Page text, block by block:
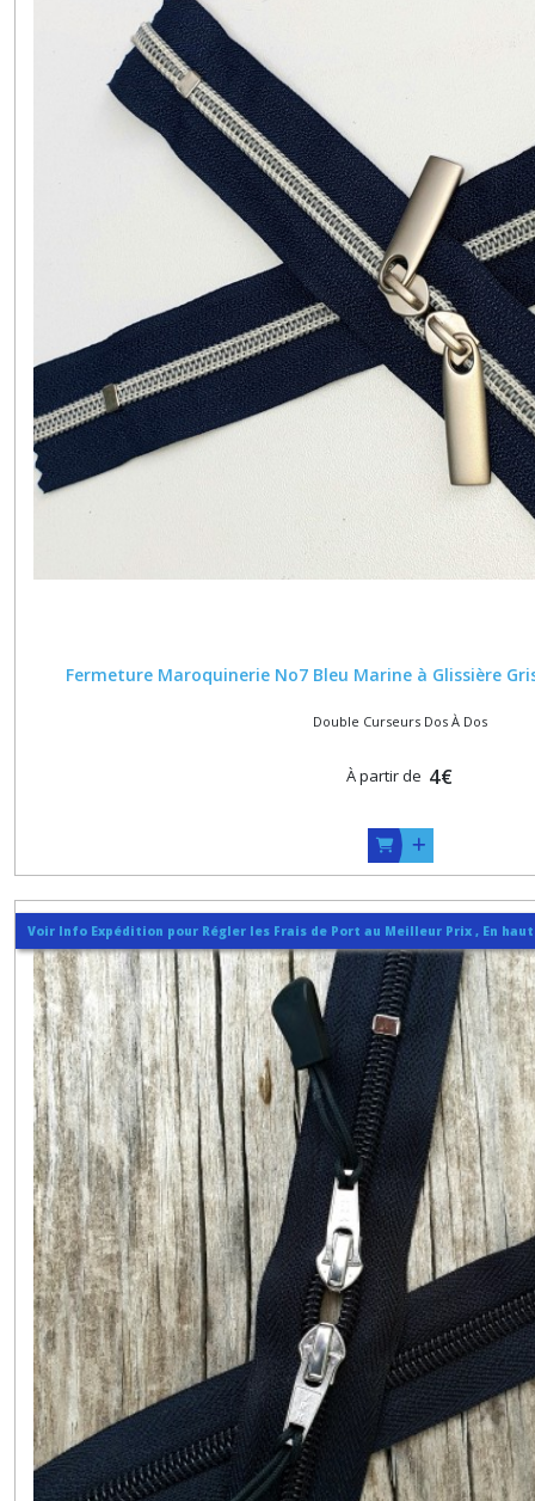
Fermeture Maroquinerie No7 Bleu Marine à Glissière
Double Curseurs Dos À Dos
À partir de 4€
Voir Info Expédition pour Régler les Frais de Port au Meilleur Prix , En